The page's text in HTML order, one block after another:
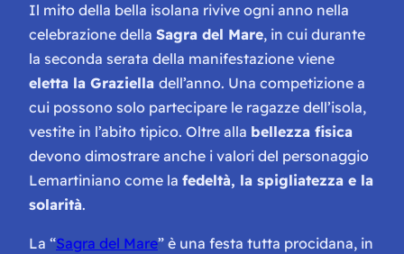
Il mito della bella isolana rivive ogni anno nella
celebrazione della Sagra del Mare, in cui durante
la seconda serata della manifestazione viene
eletta la Graziella dell’anno. Una competizione a
cui possono solo partecipare le ragazze dell’isola,
vestite in l’abito tipico. Oltre alla bellezza fisica
devono dimostrare anche i valori del personaggio
Lemartiniano come la fedeltà, la spigliatezza e la
solarità.
La “Sagra del Mare” è una festa tutta procidana, in